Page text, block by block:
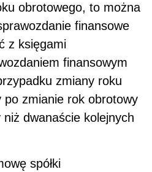
obrotowego, to można
finansowe
z księgami
finansowym
zmiany roku
po zmianie rok obrotowy
niż dwanaście kolejnych
spółki